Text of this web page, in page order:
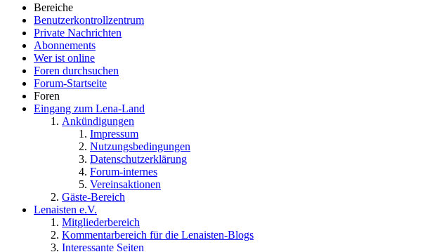
Bereiche
Benutzerkontrollzentrum
Private Nachrichten
Abonnements
Wer ist online
Foren durchsuchen
Forum-Startseite
Foren
Eingang zum Lena-Land
Ankündigungen
Impressum
Nutzungsbedingungen
Datenschutzerklärung
Forum-internes
Vereinsaktionen
Gäste-Bereich
Lenaisten e.V.
Mitgliederbereich
Kommentarbereich für die Lenaisten-Blogs
Interessante Seiten